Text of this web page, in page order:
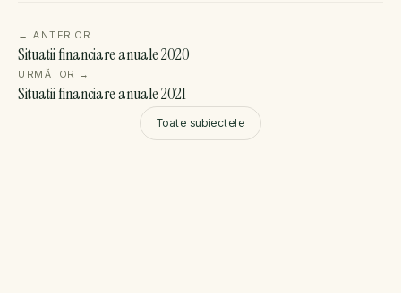
←ANTERIOR
Situatii financiare anuale 2020
Toate subiectele
URMĂTOR →
Situatii financiare anuale 2021